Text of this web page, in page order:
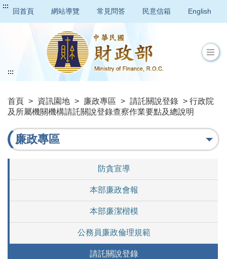
:::
回首頁 網站導覽 常見問答 民意信箱 English
首頁 > 資訊園地 > 廉政專區 > 請託關說登錄 > 行政院
及所屬機關機構請託關說登錄查察作業要點及總說明
:::
廉政專區
防貪宣導
本部廉政會報
本部廉潔楷模
公務員廉政倫理規範
請託關說登錄